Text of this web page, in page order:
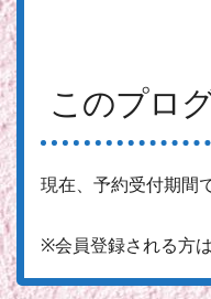
このプロ
現在、予約受付期間
※会員登録される方は